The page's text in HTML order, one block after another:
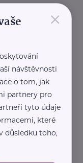
pracovat.
mezi nimi a
×
návštěvnosti
o tom, jak
partnery pro
tyto údaje
které
důsledku toho,